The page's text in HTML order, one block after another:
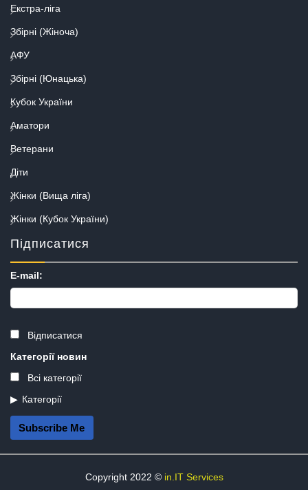
Екстра-ліга
Збірні (Жіноча)
АФУ
Збірні (Юнацька)
Кубок України
Аматори
Ветерани
Діти
Жінки (Вища ліга)
Жінки (Кубок України)
Підписатися
E-mail:
Відписатися
Категорії новин
Всі категорії
Категорії
Subscribe Me
Copyright 2022 © in.IT Services